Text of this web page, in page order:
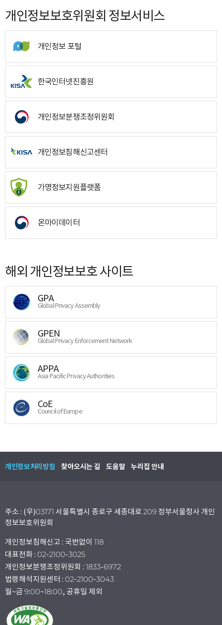
개인정보보호위원회 정보서비스
개인정보 포털
한국인터넷진흥원
개인정보분쟁조정위원회
개인정보침해신고센터
가명정보지원플랫폼
온마이데이터
해외 개인정보보호 사이트
GPA
Global Privacy Assembly
GPEN
Global Privacy Enforcement Network
APPA
Asia Pacific Privacy Authorities
CoE
Council of Europe
개인정보처리방침 찾아오시는 길 도움말 누리집 안내
주소 : (우)03171 서울특별시 종로구 세종대로 209 정부서울청사 개인
정보보호위원회
개인정보침해신고 : 국번없이 118
대표전화 : 02-2100-3025
개인정보분쟁조정위원회 : 1833-6972
법령해석지원센터 : 02-2100-3043
월~금 9:00~18:00, 공휴일 제외